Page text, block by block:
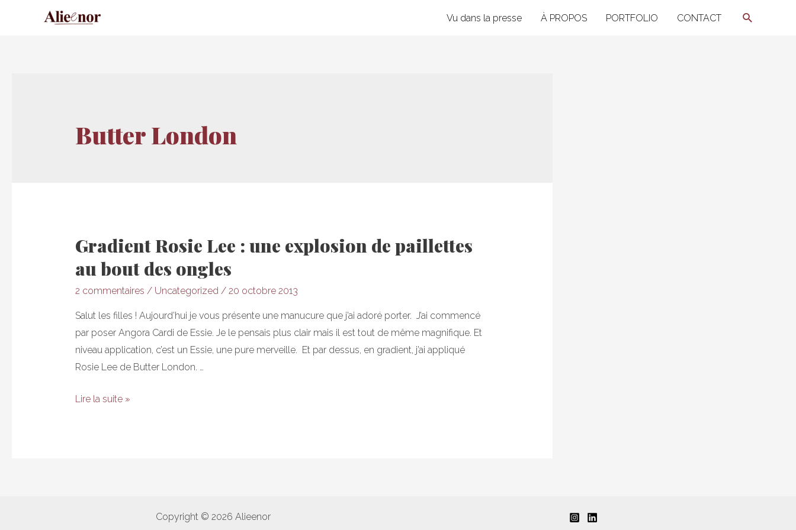
Vu dans la presse À PROPOS PORTFOLIO CONTACT
Butter London
Gradient Rosie Lee : une explosion de paillettes
au bout des ongles
2 commentaires / Uncategorized / 20 octobre 2013
Salut les filles ! Aujourd’hui je vous présente une manucure que j’ai adoré porter. J’ai commencé
par poser Angora Cardi de Essie. Je le pensais plus clair mais il est tout de même magnifique. Et
niveau application, c’est un Essie, une pure merveille. Et par dessus, en gradient, j’ai appliqué
Rosie Lee de Butter London. …
Gradient
Lire la suite »
Copyright © 2026 Alieenor